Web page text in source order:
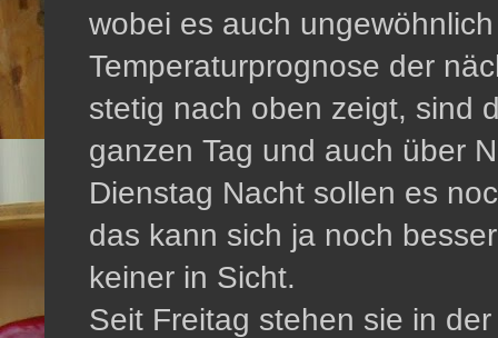
wobei es auch
Temperaturprognose der
stetig nach oben zeigt, sind
ganzen Tag und auch über
Dienstag Nacht sollen es
das kann sich ja noch
keiner in Sicht.
Seit Freitag stehen sie in